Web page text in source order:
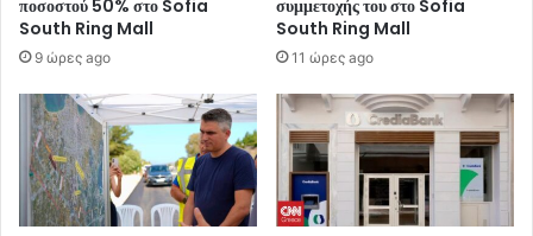
ποσοστού 50% στο Sofia
South Ring Mall
9 ώρες ago
συμμετοχής του στο Sofia
South Ring Mall
11 ώρες ago